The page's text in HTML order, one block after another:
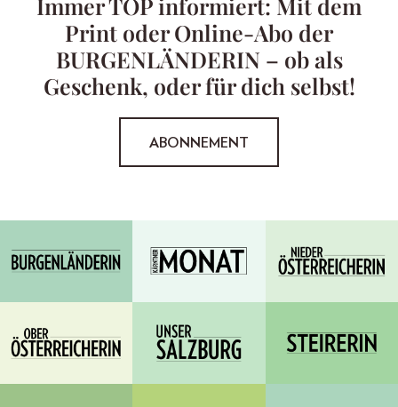
Print oder Online-Abo der
BURGENLÄNDERIN – ob als
Geschenk, oder für dich selbst!
ABONNEMENT